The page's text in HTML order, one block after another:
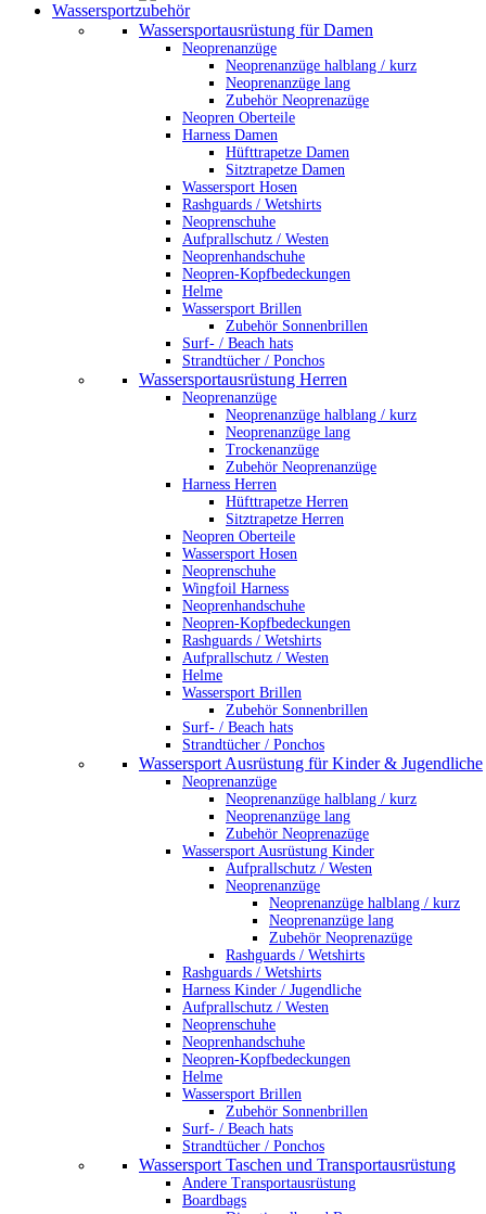
Wassersportzubehör
Wassersportausrüstung für Damen
Neoprenanzüge
Neoprenanzüge halblang / kurz
Neoprenanzüge lang
Zubehör Neoprenazüge
Neopren Oberteile
Harness Damen
Hüfttrapetze Damen
Sitztrapetze Damen
Wassersport Hosen
Rashguards / Wetshirts
Neoprenschuhe
Aufprallschutz / Westen
Neoprenhandschuhe
Neopren-Kopfbedeckungen
Helme
Wassersport Brillen
Zubehör Sonnenbrillen
Surf- / Beach hats
Strandtücher / Ponchos
Wassersportausrüstung Herren
Neoprenanzüge
Neoprenanzüge halblang / kurz
Neoprenanzüge lang
Trockenanzüge
Zubehör Neoprenanzüge
Harness Herren
Hüfttrapetze Herren
Sitztrapetze Herren
Neopren Oberteile
Wassersport Hosen
Neoprenschuhe
Wingfoil Harness
Neoprenhandschuhe
Neopren-Kopfbedeckungen
Rashguards / Wetshirts
Aufprallschutz / Westen
Helme
Wassersport Brillen
Zubehör Sonnenbrillen
Surf- / Beach hats
Strandtücher / Ponchos
Wassersport Ausrüstung für Kinder & Jugendliche
Neoprenanzüge
Neoprenanzüge halblang / kurz
Neoprenanzüge lang
Zubehör Neoprenazüge
Wassersport Ausrüstung Kinder
Aufprallschutz / Westen
Neoprenanzüge
Neoprenanzüge halblang / kurz
Neoprenanzüge lang
Zubehör Neoprenazüge
Rashguards / Wetshirts
Rashguards / Wetshirts
Harness Kinder / Jugendliche
Aufprallschutz / Westen
Neoprenschuhe
Neoprenhandschuhe
Neopren-Kopfbedeckungen
Helme
Wassersport Brillen
Zubehör Sonnenbrillen
Surf- / Beach hats
Strandtücher / Ponchos
Wassersport Taschen und Transportausrüstung
Andere Transportausrüstung
Boardbags